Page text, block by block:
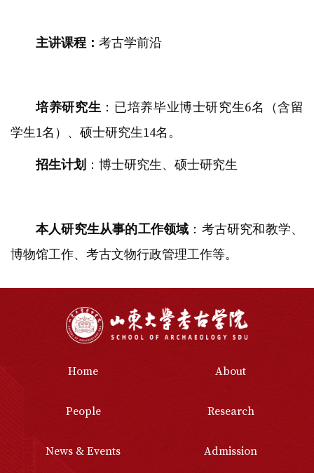
主讲课程： 考古学前沿
培养研究生 ：已培养毕业博士研究生6名（含留
学生1名）、硕士研究生14名。
招生计划 ：博士研究生、硕士研究生
本人研究生从事的工作领域 ：考古研究和教学、
博物馆工作、考古文物行政管理工作等。
Home About
People Research
News & Events Admission